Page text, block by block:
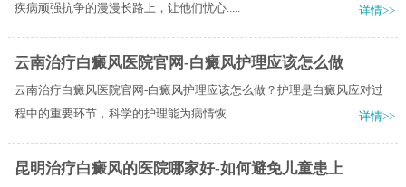
疾病顽强抗争的漫漫长路上，让他们忧心.....
详情>>
云南治疗白癜风医院官网-白癜风护理应该怎么做
云南治疗白癜风医院官网-白癜风护理应该怎么做？护理是白癜风应对过
程中的重要环节，科学的护理能为病情恢.....
详情>>
昆明治疗白癜风的医院哪家好-如何避免儿童患上